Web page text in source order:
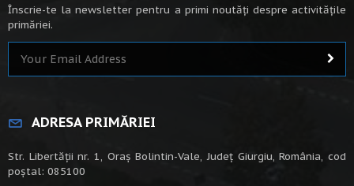
Înscrie-te la newsletter pentru a primi noutăți despre activitățile
primăriei.
ADRESA PRIMĂRIEI
Str. Libertății nr. 1, Oraș Bolintin-Vale, Județ Giurgiu, România, cod
poștal: 085100